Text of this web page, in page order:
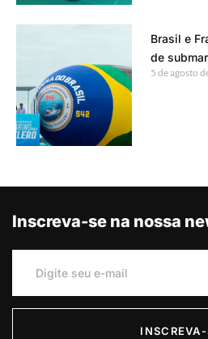
Brasil e
de
5 de agosto
Inscreva-se na nossa
INSCREVA-